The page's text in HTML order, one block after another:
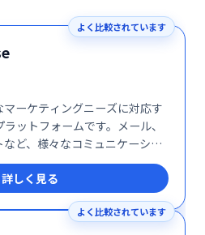
よく比較されています
ーケティングニーズに対応す
ットフォームです。メール、
ど、様々なコミュニケーショ
マーケティングキャンペーンを
ユーザーフレンドリーなイン
者にも簡単に利用可能。顧客エ
ビジネス成長を促進します。
詳しく見る
よく比較されています